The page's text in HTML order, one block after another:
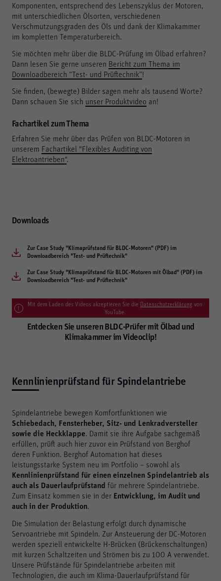
Komponenten, entsprechend des Lebenszyklus der Motoren,
mit unterschiedlichen Ölsorten, verschiedenen
Verschmutzungsgraden des Öls und dank der Klimakammer
im kompletten Temperaturbereich.
Sie möchten mehr über die BLDC-Prüfung im Ölbad erfahren?
Dann lesen Sie gerne unseren Bericht zum Thema im
Downloadbereich “Test- und Prüftechnik”!
Sie finden, (bewegte) Bilder sagen mehr als tausend Worte?
Dann schauen Sie sich unser Produktvideo an!
Fachartikel zum Thema
Erfahren Sie mehr über das Prüfen von BLDC-Motoren in
unserem Fachartikel "Flexibles Auditing von
Elektroantrieben".
Downloads
Zur Case Study "Klimaprüfstand für BLDC-Motoren" (PDF) im
Downloadbereich "Test- und Prüftechnik"
Zur Case Study "Klimaprüfstand für BLDC-Motoren mit Ölbad" (PDF) im
Downloadbereich "Test- und Prüftechnik"
Mit dem Laden des Videos akzeptieren Sie die Datenschutzerklärung von
YouTube.
Entdecken Sie unseren BLDC-Prüfer mit Ölbad und
Klimakammer im Videoclip!
Kennlinienprüfstand für Spindelantriebe
Spindelantriebe bewegen Komfortfunktionen wie
Schiebedach, Fensterheber, Sitz- und Lenkradversteller
sowie die Heckklappe. Damit sie ihre Aufgabe sachgemäß
erfüllen, prüft auch hier zuvor ein Prüfstand von Berghof
deren Funktion. Berghof Automation hat dieses
leistungsstarke System neu im Portfolio – sowohl als
Kennlinienprüfstand für einen einzelnen Spindelantrieb als
auch als Dauerlaufprüfstand für mehrere Spindelantriebe.
Zum Einsatz kommen sie in der Entwicklung, im Audit und
auch in der Produktion.
Die Simulation der Belastung erfolgt durch dynamische
Servoantriebe mit Spindeln. Zur Ansteuerung der DC-Motoren
werden speziell entwickelte H-Brücken (Brückenschaltungen)
mit kurzen Schaltzeiten und Strömen bis zu 100 A verwendet.
Unsere Prüfstände für Spindelantriebe arbeiten mit
Technologien, die auch im Klima-Dauerlaufprüfstand für
machen sowie Zugriffe auf sichere Bereiche unserer
Cookie Informationen anzeigen
Marketing und Statistik Cookies werden verwendet, um
anonymes Tracking zu aktivieren. Hierbei werden können
anonymisierte Daten an eventuelle Drittanbieter
weitergeleitet.
Alle akzeptieren
Ablehnen
Impressum Datenschutz